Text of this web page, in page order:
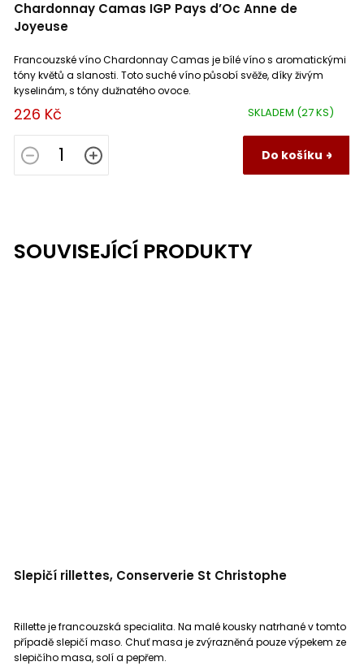
Chardonnay Camas IGP Pays d’Oc Anne de
Joyeuse
SKLADEM (27 KS)
226 Kč
Do košíku
Francouzské víno Chardonnay Camas je bílé víno s aromatickými
tóny květů a slanosti. Toto suché víno působí svěže, díky živým
kyselinám, s tóny dužnatého ovoce.
SOUVISEJÍCÍ PRODUKTY
Slepičí rillettes, Conserverie St Christophe
Rillette je francouzská specialita. Na malé kousky natrhané v tomto
případě slepičí maso. Chuť masa je zvýrazněná pouze výpekem ze
slepičího masa, solí a pepřem.